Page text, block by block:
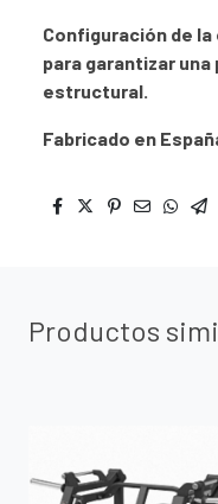
Configuración de
para garantizar
estructural.
Fabricado en
Productos